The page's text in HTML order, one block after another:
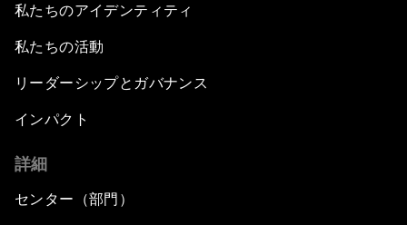
私たちのアイデンティティ
私たちの活動
リーダーシップとガバナンス
インパクト
詳細
センター（部門）